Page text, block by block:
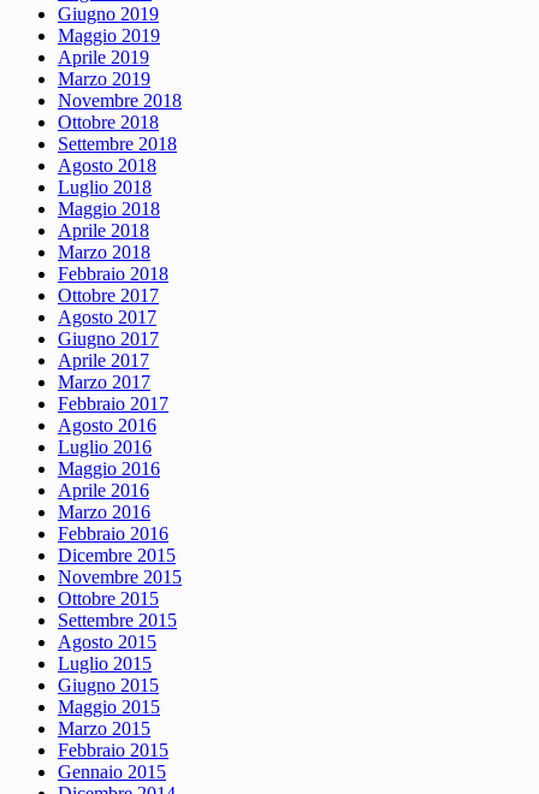
Giugno 2019
Maggio 2019
Aprile 2019
Marzo 2019
Novembre 2018
Ottobre 2018
Settembre 2018
Agosto 2018
Luglio 2018
Maggio 2018
Aprile 2018
Marzo 2018
Febbraio 2018
Ottobre 2017
Agosto 2017
Giugno 2017
Aprile 2017
Marzo 2017
Febbraio 2017
Agosto 2016
Luglio 2016
Maggio 2016
Aprile 2016
Marzo 2016
Febbraio 2016
Dicembre 2015
Novembre 2015
Ottobre 2015
Settembre 2015
Agosto 2015
Luglio 2015
Giugno 2015
Maggio 2015
Marzo 2015
Febbraio 2015
Gennaio 2015